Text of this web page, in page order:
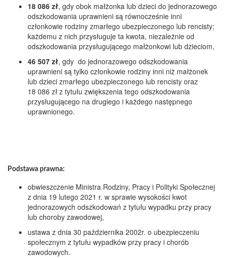
18 086 zł, gdy obok małżonka lub dzieci do jednorazowego
odszkodowania uprawnieni są równocześnie inni
członkowie rodziny zmarłego ubezpieczonego lub rencisty;
każdemu z nich przysługuje ta kwota, niezależnie od
odszkodowania przysługującego małżonkowi lub dzieciom,
46 507 zł, gdy do jednorazowego odszkodowania
uprawnieni są tylko członkowie rodziny inni niż małżonek
lub dzieci zmarłego ubezpieczonego lub rencisty oraz
18 086 zł z tytułu zwiększenia tego odszkodowania
przysługującego na drugiego i każdego następnego
uprawnionego.
Podstawa prawna:
obwieszczenie Ministra Rodziny, Pracy i Polityki Społecznej
z dnia 19 lutego 2021 r. w sprawie wysokości kwot
jednorazowych odszkodowań z tytułu wypadku przy pracy
lub choroby zawodowej,
ustawa z dnia 30 października 2002r. o ubezpieczeniu
społecznym z tytułu wypadków przy pracy i chorób
zawodowych.